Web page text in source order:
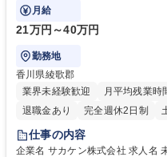
スキルが身につきます。
月給
21万円～40万円
勤務地
香川県綾歌郡
業界未経験歓迎
月平均残業時
退職金あり
完全週休2日制
仕事の内容
企業名 サカケン株式会社 求人名 未経験OK【建築積算】創業100年の安定